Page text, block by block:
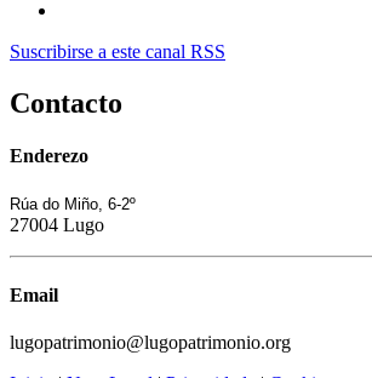
Suscribirse a este canal RSS
Contacto
Enderezo
Rúa do Miño, 6-2º
27004 Lugo
Email
lugopatrimonio@lugopatrimonio.org